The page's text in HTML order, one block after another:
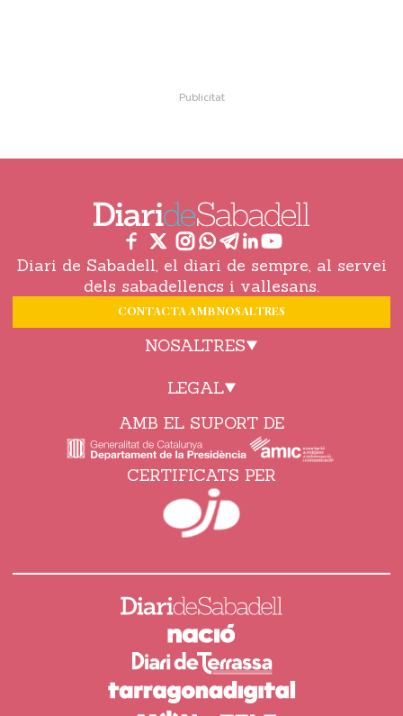
Diari de Sabadell, el diari de sempre, al servei
dels sabadellencs i vallesans.
CONTACTA AMB NOSALTRES
NOSALTRES
LEGAL
AMB EL SUPORT DE
CERTIFICATS PER